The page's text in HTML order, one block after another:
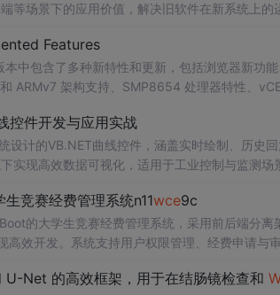
等场景下的应用价值，解决旧软件在新系统上的
Features
中包含了多种新特性和更新，包括浏览器新功
ARMv7 架构支持、SMP8654 处理器特性、
控件开发与应用实战
设计的VB.NET曲线控件，涵盖实时绘制、历史
实现高效数据可视化，适用于工业控制与监测场
竞赛经费管理系统n11wce9c
的大学生竞赛经费管理系统，采用前后端分离
效开发。系统支持用户权限管理、经费申请与
Net 的高效框架，用于在结肠镜检查和